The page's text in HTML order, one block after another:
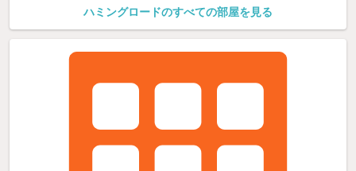
ハミングロードのすべての部屋を見る